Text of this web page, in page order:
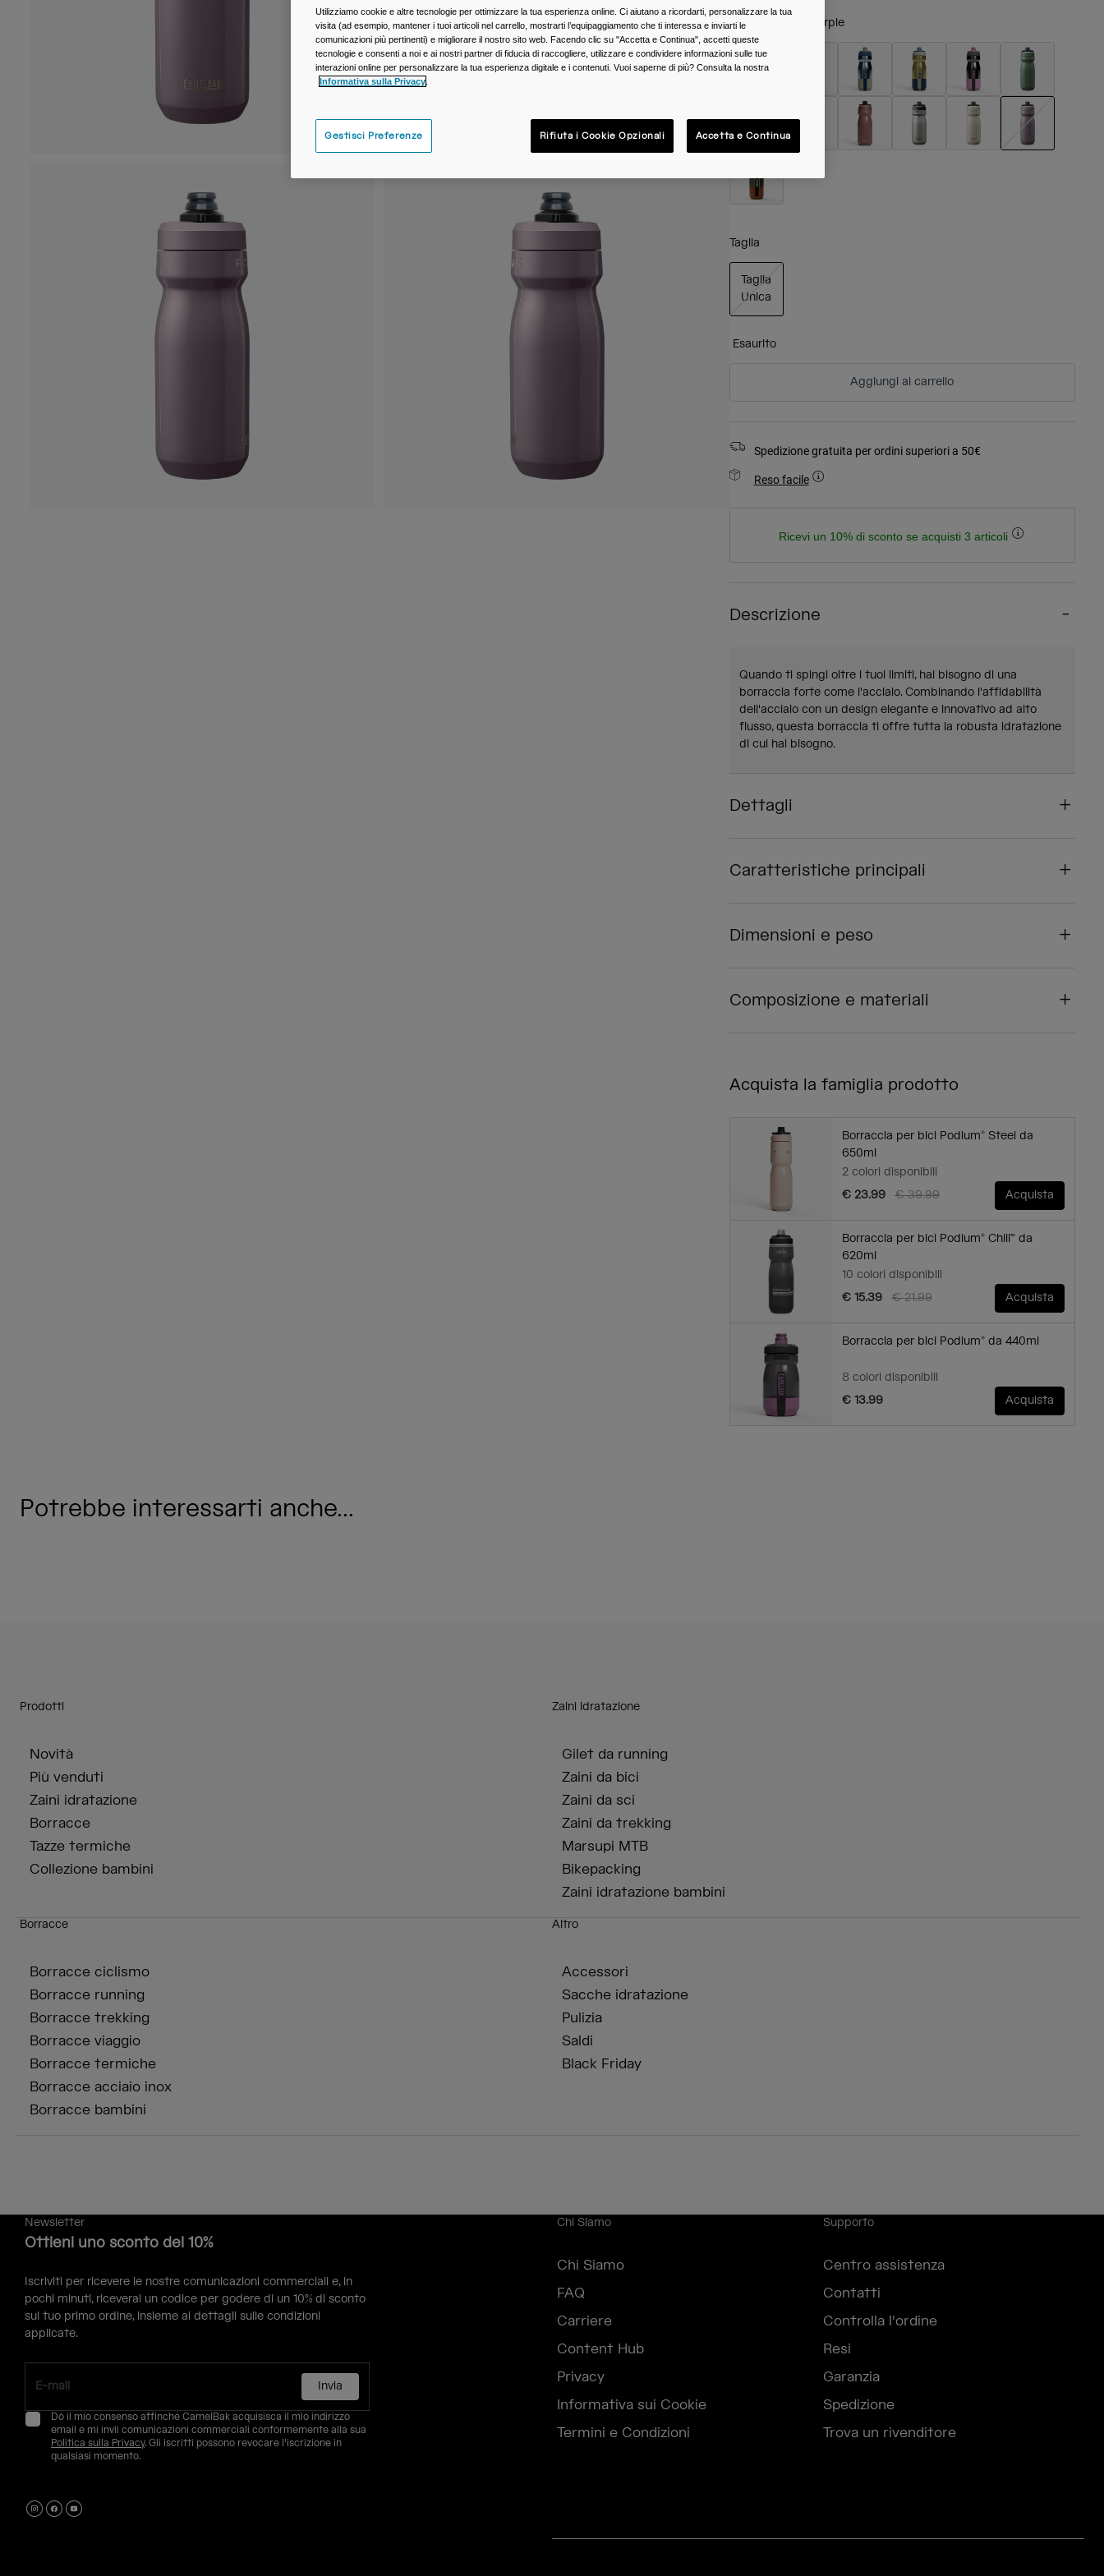
Colore - Violet Purple
Taglia
Taglia
Unica
Esaurito
Aggiungi al carrello
Spedizione gratuita per ordini superiori a 50€
Reso facile
Ricevi un 10% di sconto se acquisti 3 articoli
Descrizione
Quando ti spingi oltre i tuoi limiti, hai bisogno di una
borraccia forte come l'acciaio. Combinando l'affidabilità
dell'acciaio con un design elegante e innovativo ad alto
flusso, questa borraccia ti offre tutta la robusta idratazione
di cui hai bisogno.
Dettagli
Caratteristiche principali
Dimensioni e peso
Composizione e materiali
Acquista la famiglia prodotto
Borraccia per bici Podium® Steel da
650ml
2 colori disponibili
Price reduced from
€ 39.99to
€ 23.99 Acquista
Borraccia per bici Podium® Chill™ da
620ml
10 colori disponibili
Price reduced from
€ 21.99to
€ 15.39 Acquista
Borraccia per bici Podium® da 440ml
8 colori disponibili
€ 13.99
Acquista
Potrebbe interessarti anche...
Prodotti
Novità
Più venduti
Zaini idratazione
Borracce
Tazze termiche
Collezione bambini
Zaini idratazione
Gilet da running
Zaini da bici
Zaini da sci
Zaini da trekking
Marsupi MTB
Bikepacking
Zaini idratazione bambini
Borracce
Borracce ciclismo
Borracce running
Borracce trekking
Borracce viaggio
Borracce termiche
Borracce acciaio inox
Borracce bambini
Altro
Accessori
Sacche idratazione
Pulizia
Saldi
Black Friday
Newsletter
Ottieni uno sconto del 10%
Iscriviti per ricevere le nostre comunicazioni commerciali e, in
pochi minuti, riceverai un codice per godere di un 10% di sconto
sul tuo primo ordine, insieme ai dettagli sulle condizioni
applicate.
Invia
Dò il mio consenso affinché CamelBak acquisisca il mio indirizzo
email e mi invii comunicazioni commerciali conformemente alla sua
Politica sulla Privacy. Gli iscritti possono revocare l'iscrizione in
qualsiasi momento.
Chi Siamo
Chi Siamo
FAQ
Carriere
Content Hub
Privacy
Informativa sui Cookie
Termini e Condizioni
Supporto
Centro assistenza
Contatti
Controlla l'ordine
Resi
Garanzia
Spedizione
Trova un rivenditore
Utilizziamo cookie e altre tecnologie per ottimizzare la tua esperienza online. Ci aiutano a ricordarti, personalizzare la tua
visita (ad esempio, mantener i tuoi articoli nel carrello, mostrarti l’equipaggiamento che ti interessa e inviarti le
comunicazioni più pertinenti) e migliorare il nostro sito web. Facendo clic su "Accetta e Continua", accetti queste
tecnologie e consenti a noi e ai nostri partner di fiducia di raccogliere, utilizzare e condividere informazioni sulle tue
interazioni online per personalizzare la tua esperienza digitale e i contenuti. Vuoi saperne di più? Consulta la nostra
Informativa sulla Privacy
Gestisci Preferenze Rifiuta i Cookie Opzionali Accetta e Continua